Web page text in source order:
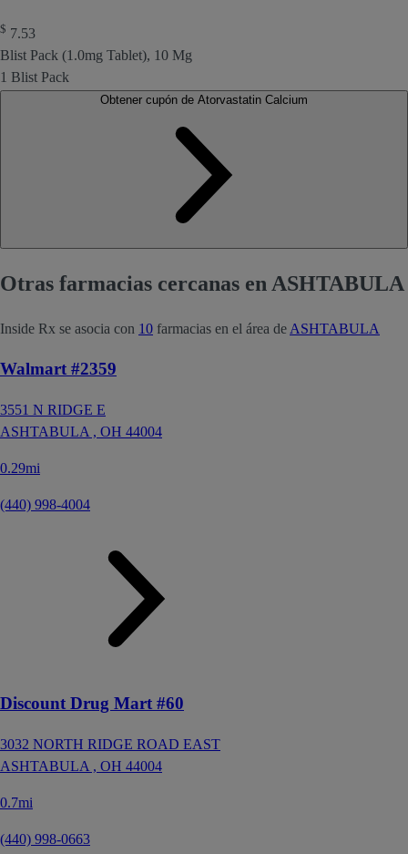
$ 7.53
Blist Pack (1.0mg Tablet), 10 Mg
1 Blist Pack
Otras farmacias cercanas en ASHTABULA
Inside Rx se asocia con 10 farmacias en el área de ASHTABULA
Walmart #2359
3551 N RIDGE E
ASHTABULA , OH 44004
0.29mi
(440) 998-4004
Discount Drug Mart #60
3032 NORTH RIDGE ROAD EAST
ASHTABULA , OH 44004
0.7mi
(440) 998-0663